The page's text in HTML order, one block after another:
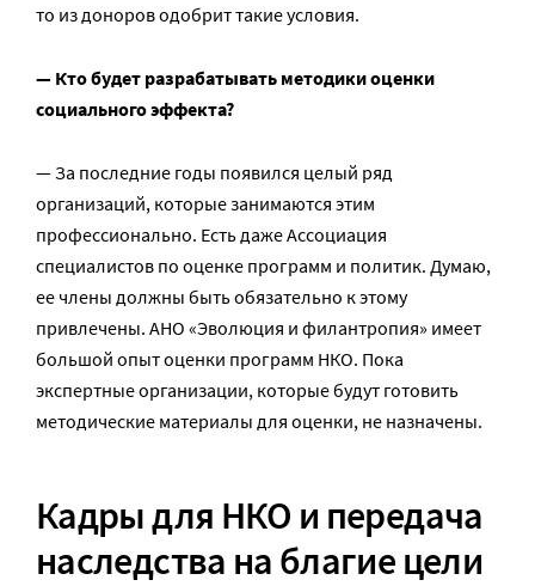
то из доноров одобрит такие условия.
— Кто будет разрабатывать методики оценки
социального эффекта?
— За последние годы появился целый ряд
организаций, которые занимаются этим
профессионально. Есть даже Ассоциация
специалистов по оценке программ и политик. Думаю,
ее члены должны быть обязательно к этому
привлечены. АНО «Эволюция и филантропия» имеет
большой опыт оценки программ НКО. Пока
экспертные организации, которые будут готовить
методические материалы для оценки, не назначены.
Кадры для НКО и передача
наследства на благие цели